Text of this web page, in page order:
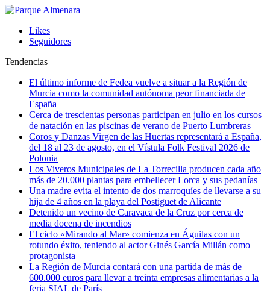
Likes
Seguidores
Tendencias
El último informe de Fedea vuelve a situar a la Región de
Murcia como la comunidad autónoma peor financiada de
España
Cerca de trescientas personas participan en julio en los cursos
de natación en las piscinas de verano de Puerto Lumbreras
Coros y Danzas Virgen de las Huertas representará a España,
del 18 al 23 de agosto, en el Vístula Folk Festival 2026 de
Polonia
Los Viveros Municipales de La Torrecilla producen cada año
más de 20.000 plantas para embellecer Lorca y sus pedanías
Una madre evita el intento de dos marroquíes de llevarse a su
hija de 4 años en la playa del Postiguet de Alicante
Detenido un vecino de Caravaca de la Cruz por cerca de
media docena de incendios
El ciclo «Mirando al Mar» comienza en Águilas con un
rotundo éxito, teniendo al actor Ginés García Millán como
protagonista
La Región de Murcia contará con una partida de más de
600.000 euros para llevar a treinta empresas alimentarias a la
feria SIAL de París